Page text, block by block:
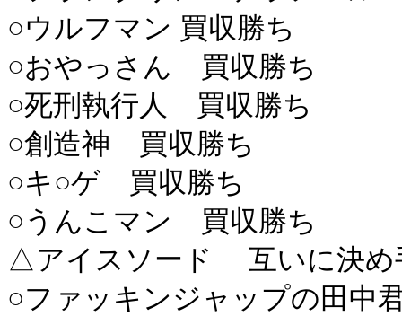
○ウルフマン 買収勝ち
○おやっさん 買収勝ち
○死刑執行人 買収勝ち
○創造神 買収勝ち
○キ○ゲ 買収勝ち
○うんこマン 買収勝ち
△アイスソード 互いに決め
○ファッキンジャップの田中